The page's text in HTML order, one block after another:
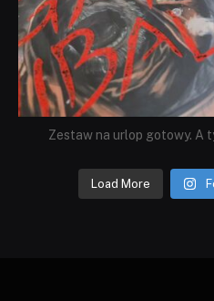
Zestaw na urlop gotowy. A
Load More